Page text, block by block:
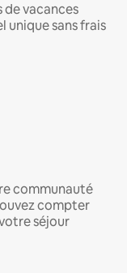
de vacances
unique sans frais
communauté
compter
séjour